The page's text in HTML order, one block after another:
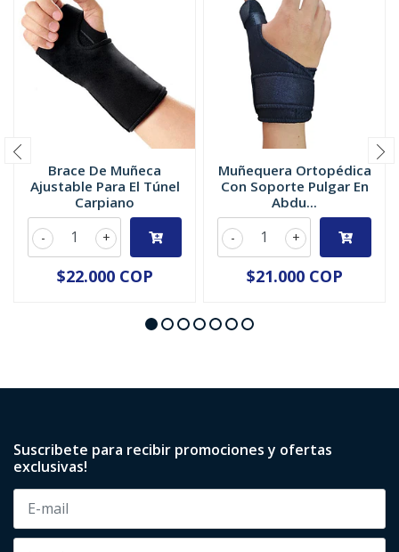
Brace De Muñeca
Ajustable Para El Túnel
Carpiano
+
-
$22.000 COP
Muñequera Ortopédica
Con Soporte Pulgar En
Abdu...
+
-
$21.000 COP
Suscribete para recibir promociones y ofertas
exclusivas!